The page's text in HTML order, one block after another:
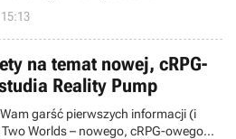
Do próby użyto Quake 4 oraz Call
na temat nowej, cRPG-
Reality Pump
garść pierwszych informacji (i
Worlds – nowego, cRPG-owego